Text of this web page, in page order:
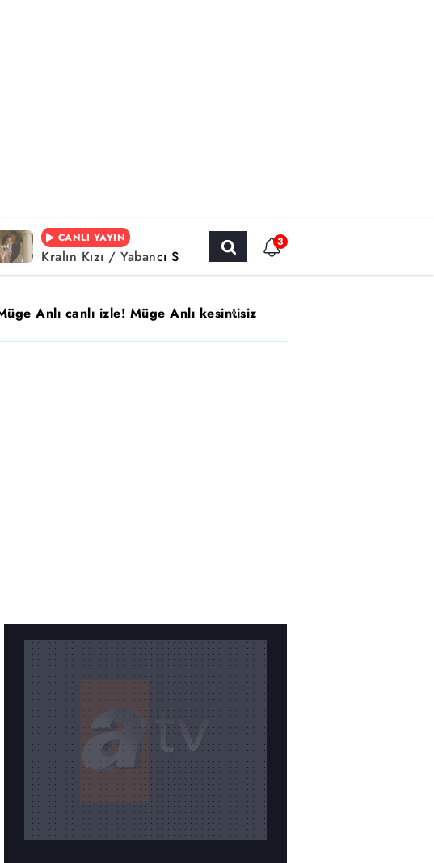
CANLI YAYIN
Kralın Kızı / Yabancı Sinema
3
Anlı canlı izle! Müge Anlı kesintisiz